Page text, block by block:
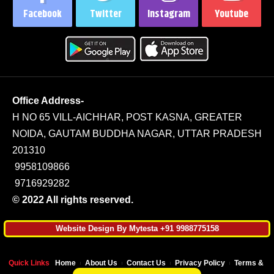
Office Address-
H NO 65 VILL-AICHHAR, POST KASNA, GREATER
NOIDA, GAUTAM BUDDHA NAGAR, UTTAR PRADESH
201310
9958109866
9716929282
© 2022 All rights reserved.
Website Design By Mytesta +91 9988775158
Facebook Twitter Instagram Youtube
Quick Links Home About Us Contact Us Privacy Policy Terms &